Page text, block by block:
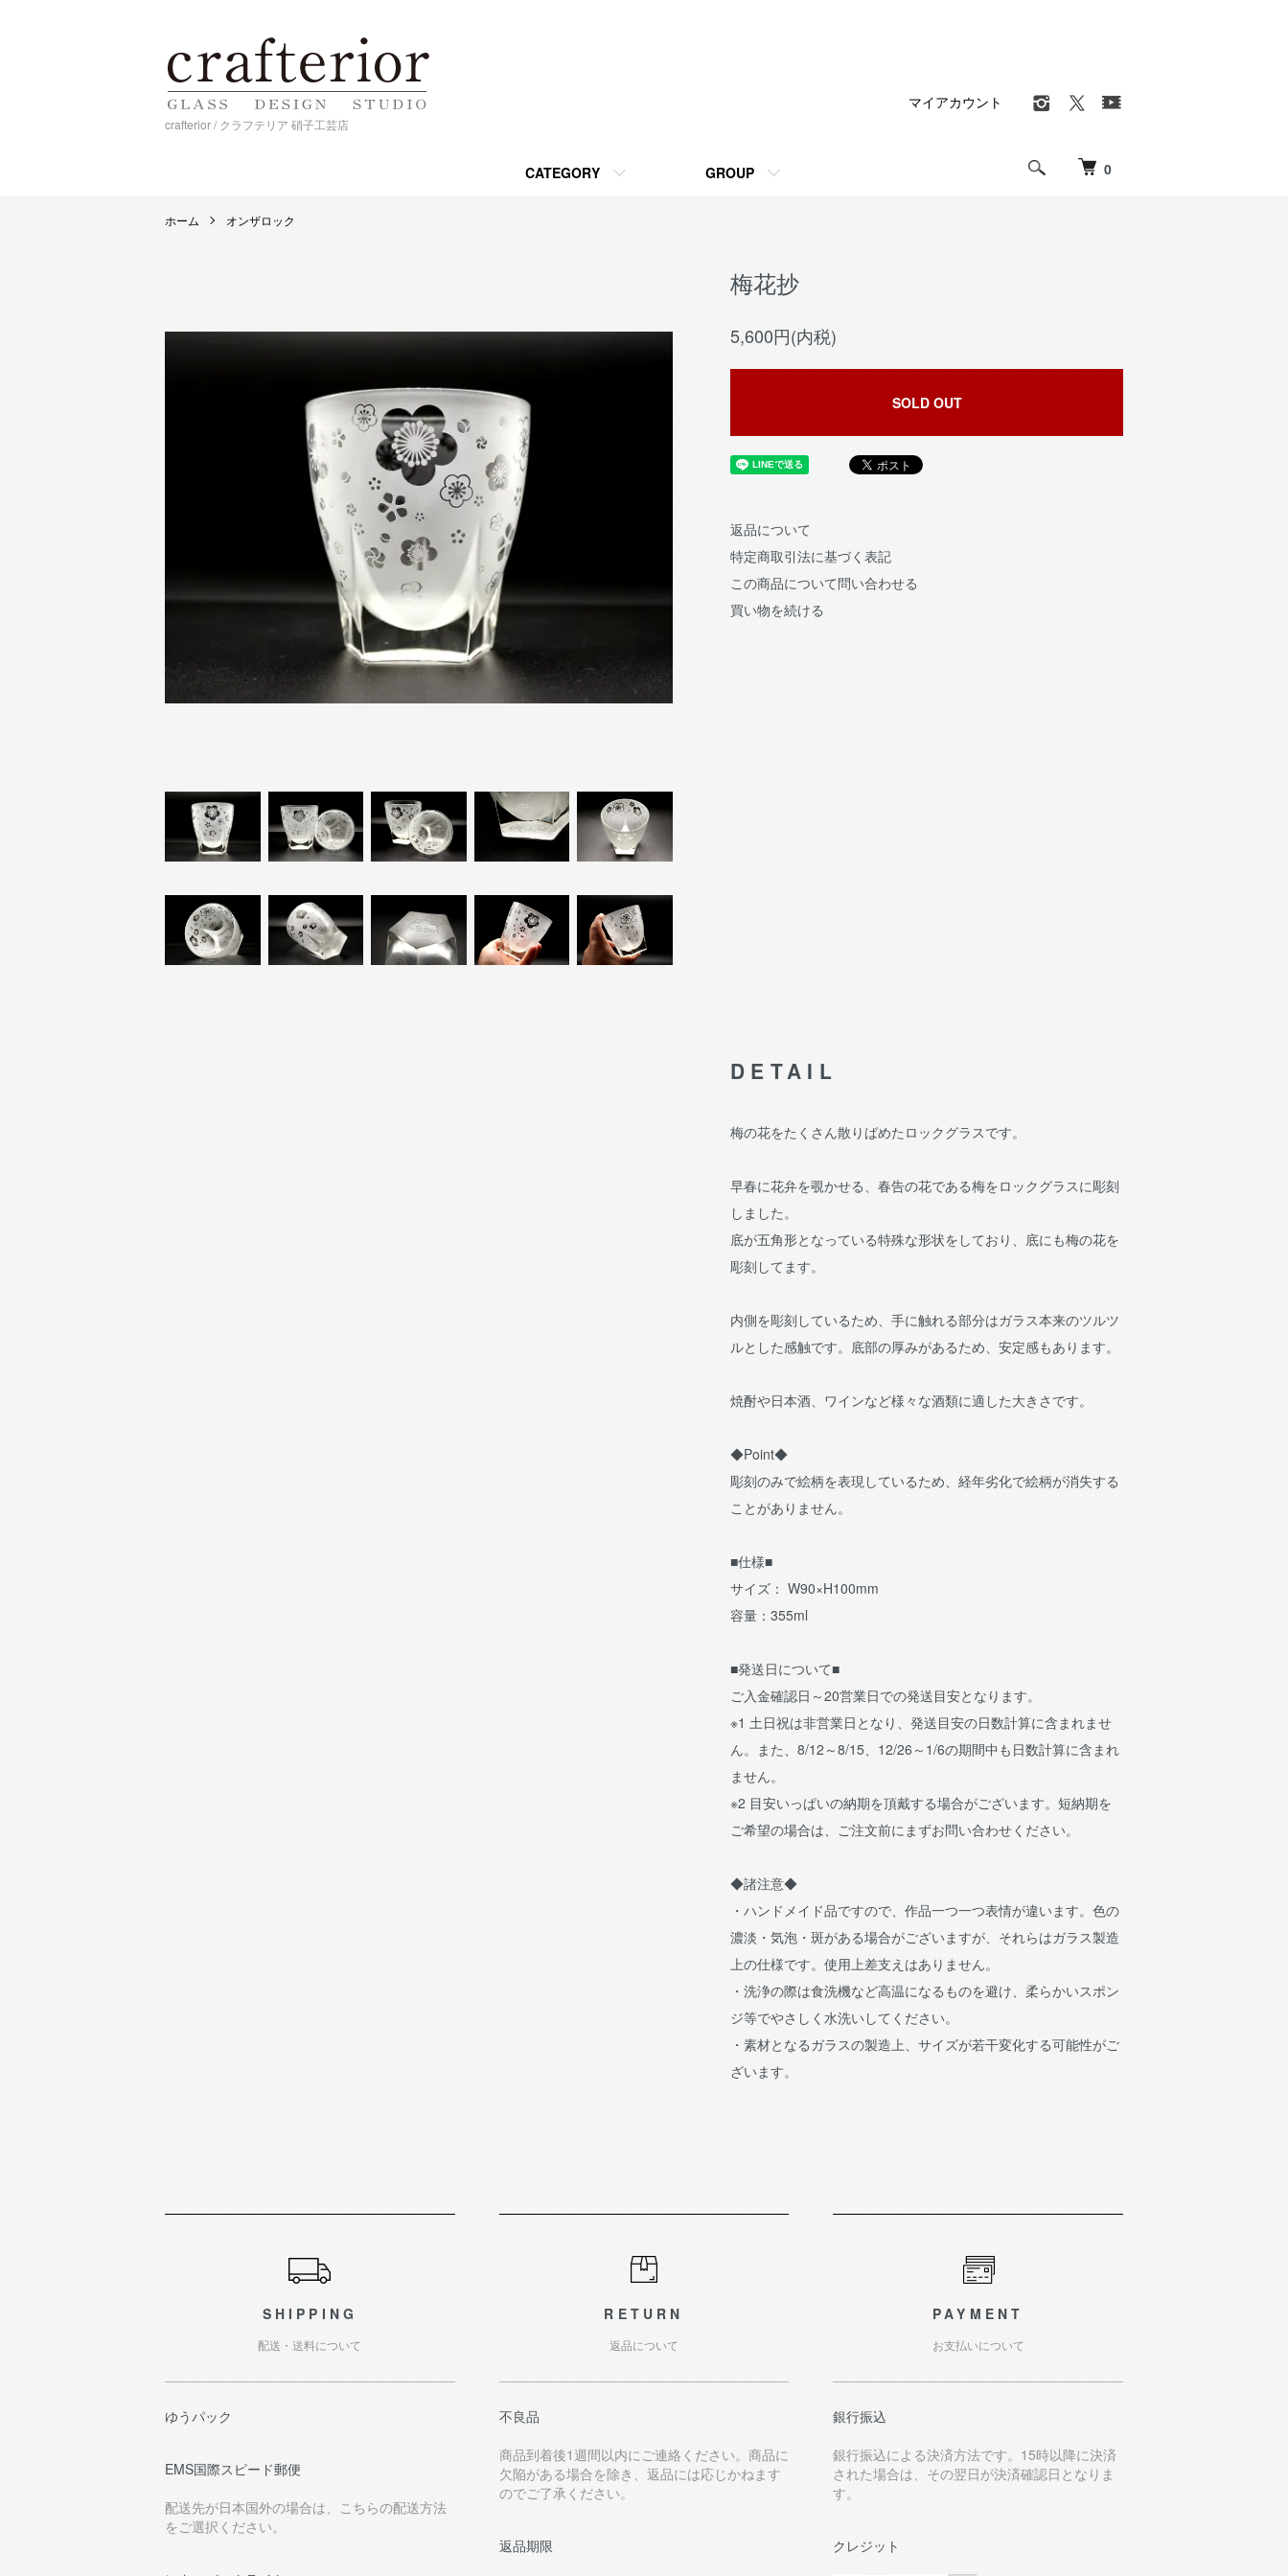
crafterior / クラフテリア 硝子工芸店
0
CATEGORY GROUP
マイアカウント
ホーム オンザロック
梅花抄
5,600円(内税)
SOLD OUT
返品について
特定商取引法に基づく表記
この商品について問い合わせる
買い物を続ける
DETAIL
梅の花をたくさん散りばめたロックグラスです。
早春に花弁を覗かせる、春告の花である梅をロックグラスに彫刻
しました。
底が五角形となっている特殊な形状をしており、底にも梅の花を
彫刻してます。
内側を彫刻しているため、手に触れる部分はガラス本来のツルツ
ルとした感触です。底部の厚みがあるため、安定感もあります。
焼酎や日本酒、ワインなど様々な酒類に適した大きさです。
◆Point◆
彫刻のみで絵柄を表現しているため、経年劣化で絵柄が消失する
ことがありません。
■仕様■
サイズ： W90×H100mm
容量：355ml
■発送日について■
ご入金確認日～20営業日での発送目安となります。
※1 土日祝は非営業日となり、発送目安の日数計算に含まれませ
ん。また、8/12～8/15、12/26～1/6の期間中も日数計算に含まれ
ません。
※2 目安いっぱいの納期を頂戴する場合がございます。短納期を
ご希望の場合は、ご注文前にまずお問い合わせください。
◆諸注意◆
・ハンドメイド品ですので、作品一つ一つ表情が違います。色の
濃淡・気泡・斑がある場合がございますが、それらはガラス製造
上の仕様です。使用上差支えはありません。
・洗浄の際は食洗機など高温になるものを避け、柔らかいスポン
ジ等でやさしく水洗いしてください。
・素材となるガラスの製造上、サイズが若干変化する可能性がご
ざいます。
SHIPPING
配送・送料について
ゆうパック
EMS国際スピード郵便
配送先が日本国外の場合は、こちらの配送方法
をご選択ください。
RETURN
返品について
不良品
商品到着後1週間以内にご連絡ください。商品に
欠陥がある場合を除き、返品には応じかねます
のでご了承ください。
返品期限
PAYMENT
お支払いについて
銀行振込
銀行振込による決済方法です。15時以降に決済
された場合は、その翌日が決済確認日となりま
す。
クレジット